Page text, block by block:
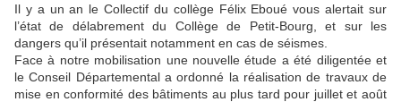
Il y a un an le Collectif du collège Félix Eboué vous alertait sur
l’état de délabrement du Collège de Petit-Bourg, et sur les
dangers qu’il présentait notamment en cas de séismes.
Face à notre mobilisation une nouvelle étude a été diligentée et
le Conseil Départemental a ordonné la réalisation de travaux de
mise en conformité des bâtiments au plus tard pour juillet et août